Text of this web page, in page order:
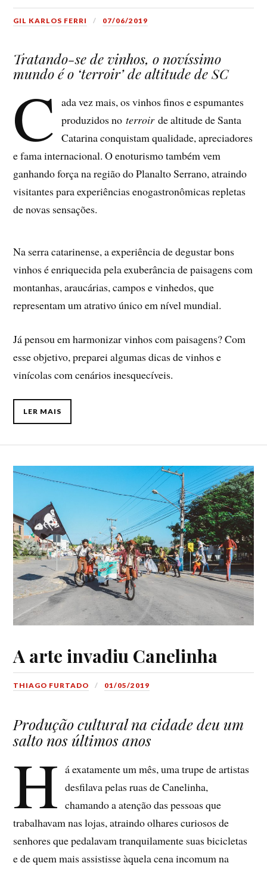
GIL KARLOS FERRI 07/06/2019
Tratando-se de vinhos, o novíssimo
mundo é o ‘terroir’ de altitude de SC
C ada vez mais, os vinhos finos e espumantes
produzidos noterroirde altitude de Santa
Catarina conquistam qualidade, apreciadores
e fama internacional. O enoturismo também vem
ganhando força na região do Planalto Serrano, atraindo
visitantes para experiências enogastronômicas repletas
de novas sensações.
Na serra catarinense, a experiência de degustar bons
vinhos é enriquecida pela exuberância de paisagens com
montanhas, araucárias, campos e vinhedos, que
representam um atrativo único em nível mundial.
Já pensou em harmonizar vinhos com paisagens? Com
esse objetivo, preparei algumas dicas de vinhos e
vinícolas com cenários inesquecíveis.
LER MAIS
A arte invadiu Canelinha
THIAGO FURTADO 01/05/2019
Produção cultural na cidade deu um
salto nos últimos anos
H á exatamente um mês, uma trupe de artistas
desfilava pelas ruas de Canelinha,
chamando a atenção das pessoas que
trabalhavam nas lojas, atraindo olhares curiosos de
senhores que pedalavam tranquilamente suas bicicletas
e de quem mais assistisse àquela cena incomum na